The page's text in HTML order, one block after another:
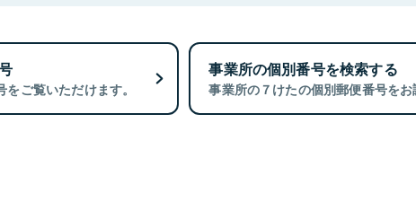
ご覧いただけます。
事業所の個別番号を検索する
事業所の７けたの個別郵便番号をお